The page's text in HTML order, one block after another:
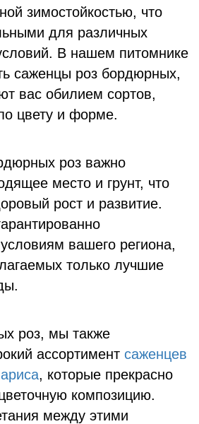
зимостойкостью, что
для различных
В нашем питомнике
саженцы роз бордюрных,
вас обилием сортов,
цвету и форме.
роз важно
место и грунт, что
рост и развитие.
вашего региона,
только лучшие
роз, мы также
ассортимент саженцев
, которые прекрасно
композицию.
между этими